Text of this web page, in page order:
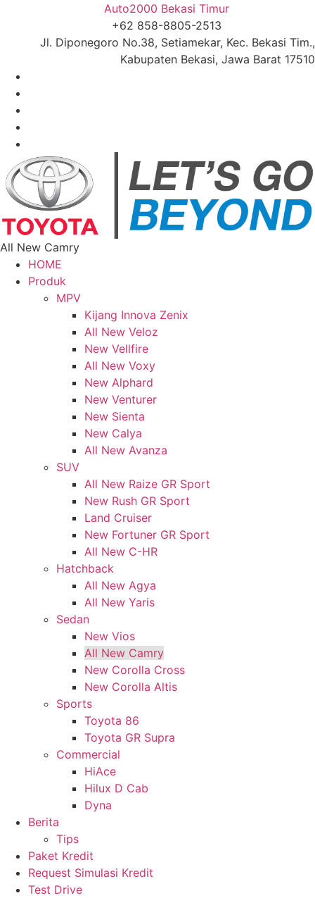
Auto2000 Bekasi Timur
+62 858-8805-2513
Jl. Diponegoro No.38, Setiamekar, Kec. Bekasi Tim.,
Kabupaten Bekasi, Jawa Barat 17510
All New Camry
HOME
Produk
MPV
Kijang Innova Zenix
All New Veloz
New Vellfire
All New Voxy
New Alphard
New Venturer
New Sienta
New Calya
All New Avanza
SUV
All New Raize GR Sport
New Rush GR Sport
Land Cruiser
New Fortuner GR Sport
All New C-HR
Hatchback
All New Agya
All New Yaris
Sedan
New Vios
All New Camry
New Corolla Cross
New Corolla Altis
Sports
Toyota 86
Toyota GR Supra
Commercial
HiAce
Hilux D Cab
Dyna
Berita
Tips
Paket Kredit
Request Simulasi Kredit
Test Drive